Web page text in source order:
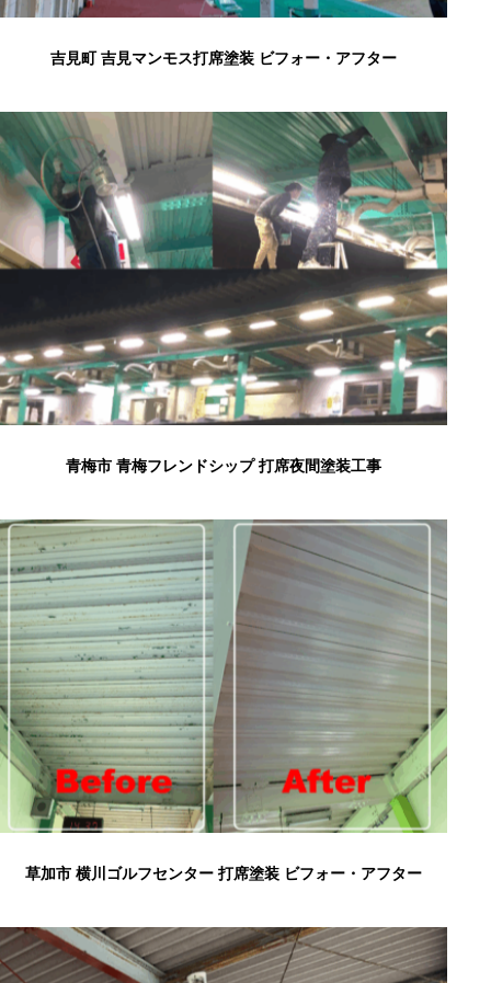
吉見町 吉見マンモス打席塗装 ビフォー・アフター
青梅市 青梅フレンドシップ 打席夜間塗装工事
草加市 横川ゴルフセンター 打席塗装 ビフォー・アフター